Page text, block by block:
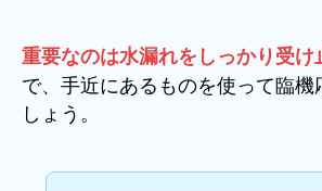
重要なのは水漏れをしっかり受け
で、手近にあるものを使って臨機
しょう。